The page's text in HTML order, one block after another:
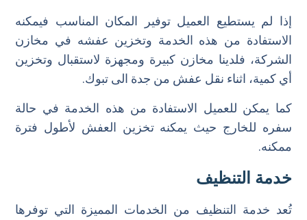
إذا لم يستطيع العميل توفير المكان المناسب فيمكنه
الاستفادة من هذه الخدمة وتخزين عفشه في مخازن
الشركة، فلدينا مخازن كبيرة ومجهزة لاستقبال وتخزين
أي كمية، اثناء نقل عفش من جدة الى تبوك.
كما يمكن للعميل الاستفادة من هذه الخدمة في حالة
سفره للخارج حيث يمكنه تخزين العفش لأطول فترة
ممكنه.
خدمة التنظيف
تُعد خدمة التنظيف من الخدمات المميزة التي توفرها